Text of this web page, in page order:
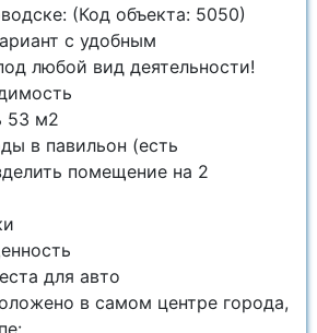
(Код объекта: 5050)
с удобным
любой вид деятельности!
53 м2
в павильон (есть
помещение на 2
для авто
в самом центре города,